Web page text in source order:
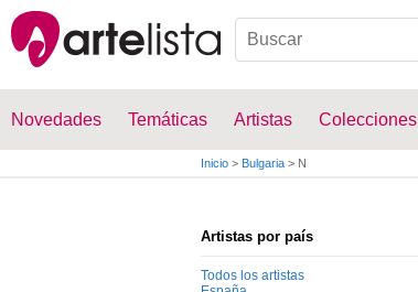
Novedades Temáticas Artistas Colecciones
Inicio > Bulgaria > N
Artistas por país
Todos los artistas